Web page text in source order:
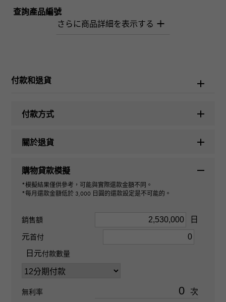
查詢產品編號
日期調整 28
日期調整
279173
女士們
手鐲尺寸
付款和退貨
付款方式
關於退貨
購物貸款模擬
*模擬結果僅供參考，可能與實際還款金額不同。
*每月還款金額低於 3,000 日圓的還款設定是不可能的。
銷售額
日
元首付
日元付款數量
無利率 次